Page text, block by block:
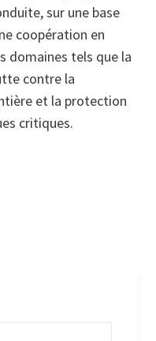
sur une base
coopération en
domaines tels que la
contre la
et la protection
critiques.